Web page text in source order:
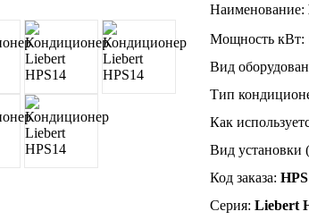
Наименование:
Мощность кВт:
Вид
Тип
Как
Вид установки
Код заказа:
Серия: Liebert